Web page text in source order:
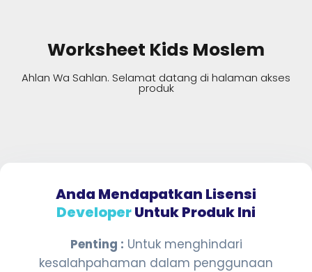
Worksheet Kids Moslem
Ahlan Wa Sahlan. Selamat datang di halaman akses
produk
Anda Mendapatkan Lisensi
DeveloperUntuk Produk Ini
Penting : Untuk menghindari
kesalahpahaman dalam penggunaan